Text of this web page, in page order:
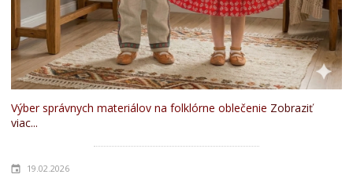
Výber správnych materiálov na folklórne oblečenie Zobraziť
viac...
19.02.2026